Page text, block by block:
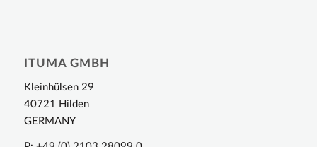
ITUMA GMBH
Kleinhülsen 29
40721 Hilden
GERMANY